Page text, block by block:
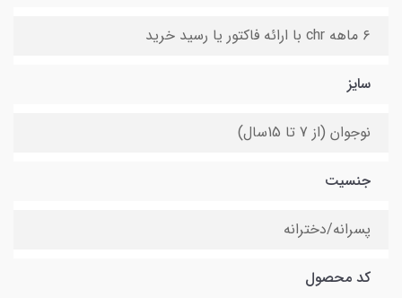
۶ ماهه chr با ارائه فاکتور یا رسید خرید
سایز
نوجوان (از 7 تا 15سال)
جنسیت
پسرانه/دخترانه
کد محصول